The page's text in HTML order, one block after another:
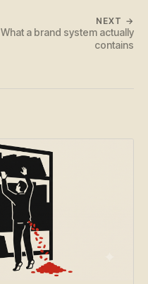
NEXT →
What a brand system actually
contains